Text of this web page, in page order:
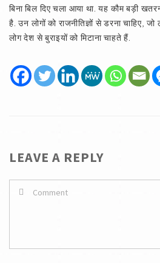
बिना बिल दिए चला आया था. यह कौम बड़ी
है. उन लोगों को राजनीतिज्ञों से डरना चाहिए,
लोग देश से बुराइयों को मिटाना चाहते हैं.
LEAVE A REPLY